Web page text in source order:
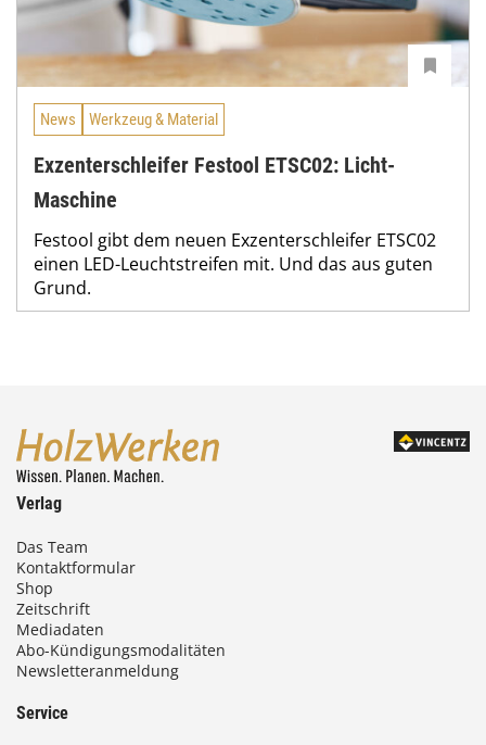
News Werkzeug & Material
Exzenterschleifer Festool ETSC02: Licht-
Maschine
Festool gibt dem neuen Exzenterschleifer ETSC02
einen LED-Leuchtstreifen mit. Und das aus guten
Grund.
Verlag
Das Team
Kontaktformular
Shop
Zeitschrift
Mediadaten
Abo-Kündigungsmodalitäten
Newsletteranmeldung
Service